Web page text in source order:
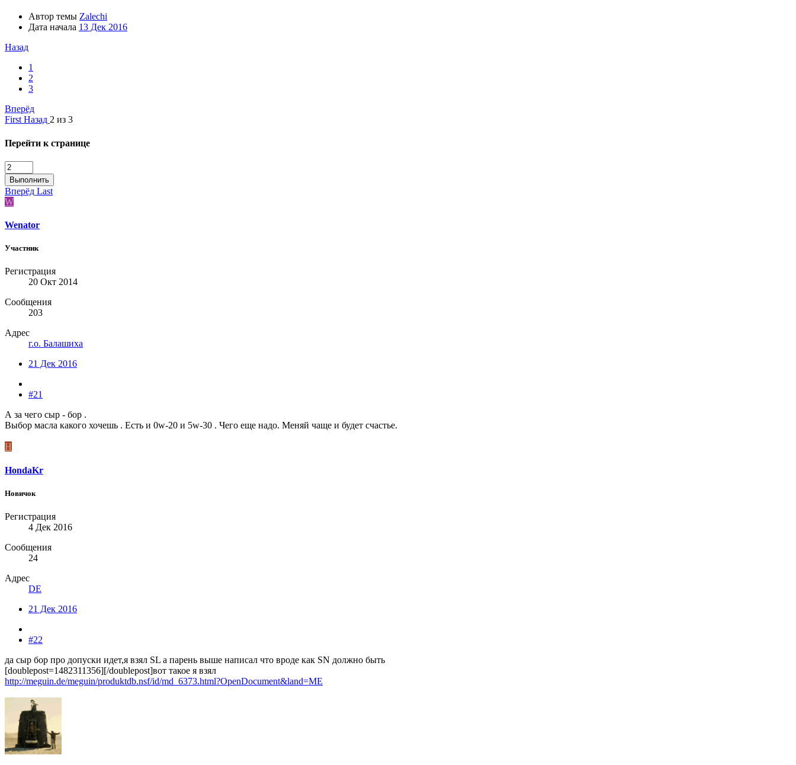
Автор темы Zalechi
Дата начала 13 Дек 2016
Назад
1
2
3
Вперёд
First Назад 2 из 3
Перейти к странице
Выполнить
Вперёд Last
W
Wenator
Участник
Регистрация
20 Окт 2014
Сообщения
203
Адрес
г.о. Балашиха
21 Дек 2016
#21
А за чего сыр - бор .
Выбор масла какого хочешь . Есть и 0w-20 и 5w-30 . Чего еще надо. Меняй чаще и будет счастье.
H
HondaKr
Новичок
Регистрация
4 Дек 2016
Сообщения
24
Адрес
DE
21 Дек 2016
#22
да сыр бор про допуски идет,я взял SL а парень выше написал что вроде как SN должно быть
[doublepost=1482311356][/doublepost]вот такое я взял
http://meguin.de/meguin/produktdb.nsf/id/md_6373.html?OpenDocument&land=ME